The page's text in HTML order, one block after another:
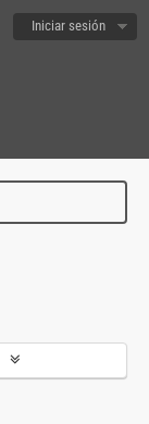
Iniciar sesión